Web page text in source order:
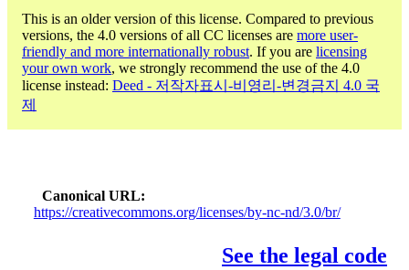
This is an older version of this license. Compared to previous
versions, the 4.0 versions of all CC licenses are more user-
friendly and more internationally robust. If you are licensing
your own work, we strongly recommend the use of the 4.0
license instead: Deed - 저작자표시-비영리-변경금지 4.0 국
제
Canonical URL
https://creativecommons.org/licenses/by-nc-nd/3.0/br/
See the legal code